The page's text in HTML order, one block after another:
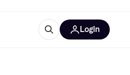
Login